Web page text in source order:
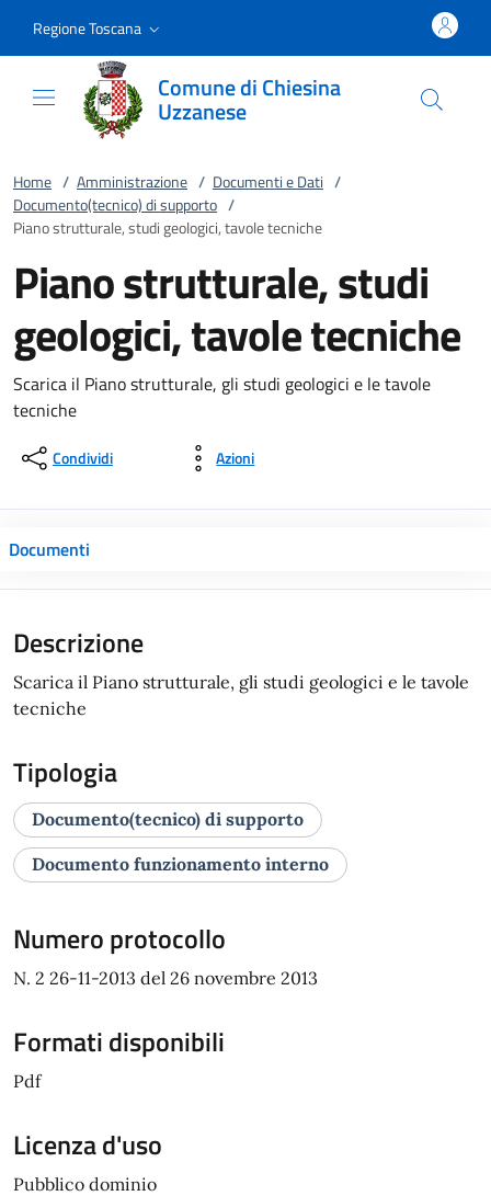
Regione Toscana
Comune di Chiesina
Uzzanese
Home / Amministrazione / Documenti e Dati /
Documento(tecnico) di supporto /
Piano strutturale, studi geologici, tavole tecniche
Piano strutturale, studi
geologici, tavole tecniche
Scarica il Piano strutturale, gli studi geologici e le tavole
tecniche
Condividi Azioni
Documenti
Descrizione
Scarica il Piano strutturale, gli studi geologici e le tavole
tecniche
Tipologia
Documento(tecnico) di supporto
Documento funzionamento interno
Numero protocollo
N. 2 26-11-2013 del 26 novembre 2013
Formati disponibili
Pdf
Licenza d'uso
Pubblico dominio